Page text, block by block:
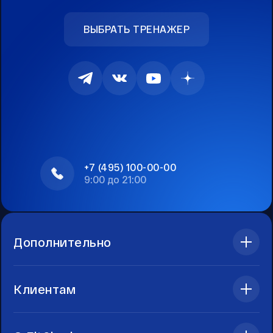
ВЫБРАТЬ ТРЕНАЖЕР
+7 (495) 100-00-00
9:00 до 21:00
Дополнительно
Клиентам